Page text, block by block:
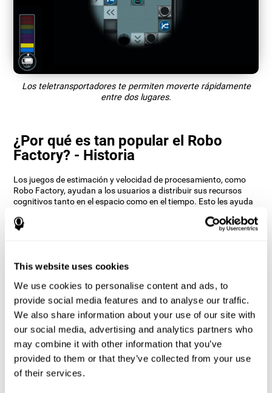
This website uses cookies
We use cookies to personalise content and ads, to
provide social media features and to analyse our traffic.
We also share information about your use of our site with
our social media, advertising and analytics partners who
may combine it with other information that you’ve
provided to them or that they’ve collected from your use
of their services.
Los teletransportadores te permiten moverte rápidamente
entre dos lugares.
¿Por qué es tan popular el Robo
Factory? - Historia
Los juegos de estimación y velocidad de procesamiento, como
Robo Factory, ayudan a los usuarios a distribuir sus recursos
cognitivos tanto en el espacio como en el tiempo. Esto les ayuda
mantiene al usuario entretenido mientras trabaja sus diferentes
habilidades cognitivas.
Factory” mis habilidades cognitivas?
Jugar a Robo Factory estimula un patrón de activación neural
específico. Repetir y entrenar de manera consistente este patrón,
puede ayudar a crear nuevas sinapsis, y a que los circuitos
neuronales se reorganicen y recuperen funciones cognitivas
debilitadas o dañadas.
El juego del Robo Factory ayuda a ejercitar la planificación, la
flexibilidad cognitiva y la percepción espacial. Estimular de
manera consistente estas habilidades, puede ayudar a crear